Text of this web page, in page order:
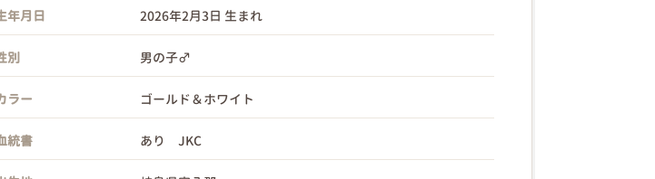
年月日 2026年2月3日 生まれ
別 男の子♂
ラー ゴールド＆ホワイト
統書 あり JKC